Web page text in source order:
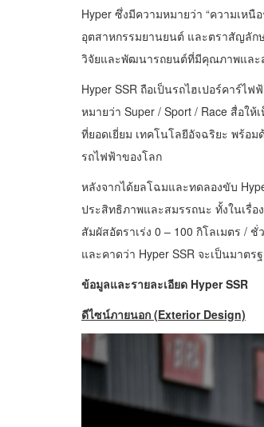
Hyper ซึ่งมีความหมายว่า “ความเห
อุตสาหกรรมยานยนต์ และตราสัญลัก
วิจัยและพัฒนารถยนต์ที่มีคุณภาพและ
Hyper SSR ถือเป็นรถไฮเปอร์คาร์ไ
หมายว่า Super / Sport / Race สื่อใ
ที่ยอดเยี่ยม เทคโนโลยีอัจฉริยะ พร้
รถไฟฟ้าของโลก
หลังจากได้ยลโฉมและทดลองขับ
ประสิทธิภาพและสมรรถนะ ทั้งในเรื่อ
สัมผัสอัตราเร่ง 0 – 100 กิโลเมตร /
และคาดว่า Hyper SSR จะเป็นมาต
ข้อมูลและรายละเอียด Hyper SSR
ดีไซน์ภายนอก (Exterior Design)